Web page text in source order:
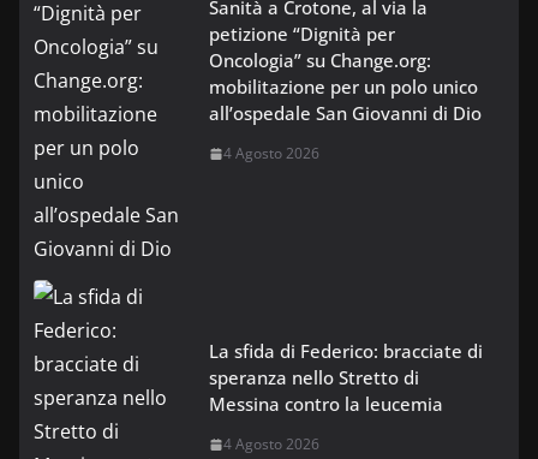
Sanità a Crotone, al via la
petizione “Dignità per
Oncologia” su Change.org:
mobilitazione per un polo unico
all’ospedale San Giovanni di Dio
4 Agosto 2026
La sfida di Federico: bracciate di
speranza nello Stretto di
Messina contro la leucemia
4 Agosto 2026